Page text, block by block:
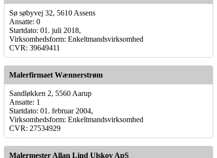
Sø søbyvej 32, 5610 Assens
Ansatte: 0
Startdato: 01. juli 2018,
Virksomhedsform: Enkeltmandsvirksomhed
CVR: 39649411
Malerfirmaet Wænnerstrøm
Sandløkken 2, 5560 Aarup
Ansatte: 1
Startdato: 01. februar 2004,
Virksomhedsform: Enkeltmandsvirksomhed
CVR: 27534929
Malermester Allan Lind Ulskov ApS